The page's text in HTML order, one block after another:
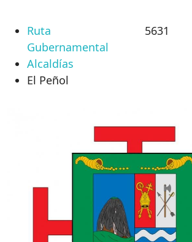
Ruta
Gubernamental
Alcaldías
El Peñol
5631